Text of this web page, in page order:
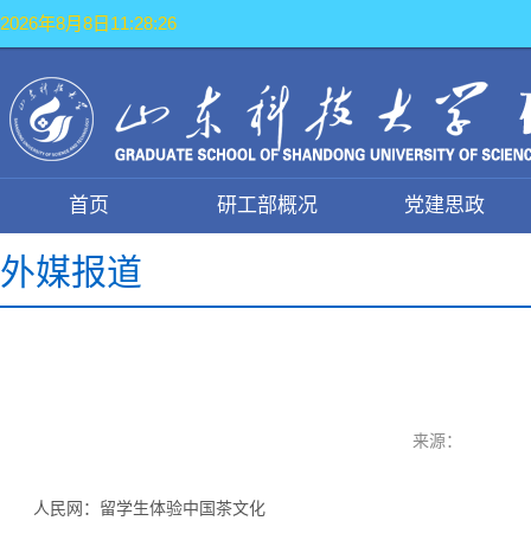
2026年8月8日11:28:26
首页 研工部概况 党建思政
外媒报道
来源：
人民网：留学生体验中国茶文化